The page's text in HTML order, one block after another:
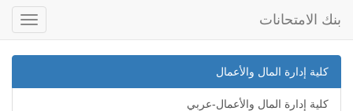
بنك الامتحانات
كلية إدارة المال والأعمال
كلية إدارة المال والأعمال-عربي